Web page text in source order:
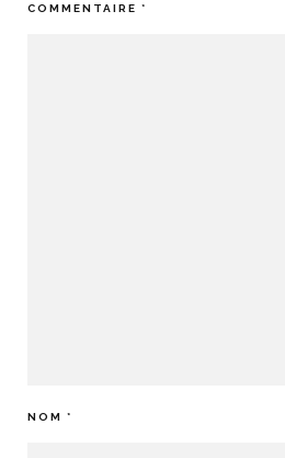
COMMENTAIRE *
NOM *